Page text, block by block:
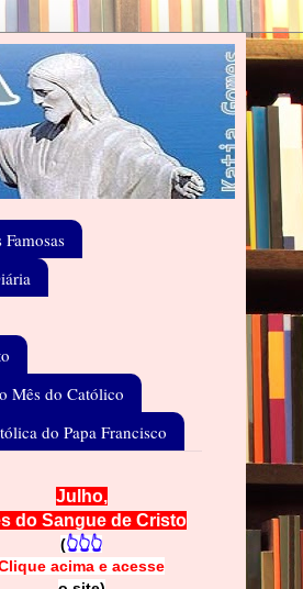
Famosas
Mês do Católico
do Papa Francisco
Julho,
do Sangue de Cristo
(👆👆👆
acima e acesse